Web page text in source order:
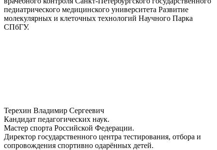
педиатрического медицинского университета Развитие
молекулярных и клеточных технологий Научного Парка
СПбГУ.
Терехин Владимир Сергеевич
Кандидат педагогических наук.
Мастер спорта Российской Федерации.
Директор государственного центра тестирования, отбора и
сопровождения спортивно одарённых детей.